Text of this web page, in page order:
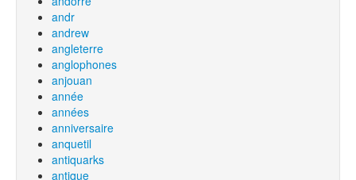
andr
andrew
angleterre
anglophones
anjouan
année
années
anniversaire
anquetil
antiquarks
antique